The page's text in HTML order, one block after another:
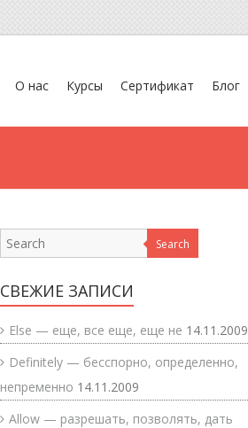
О нас Курсы Сертификат Блог
Search
СВЕЖИЕ ЗАПИСИ
Else — еще, все еще, еще не 14.11.2009
Definitely — бесспорно, определенно,
непременно 14.11.2009
Allow — разрешать, позволять, дать